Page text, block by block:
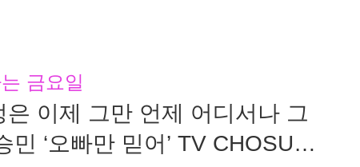
금요일
은 이제 그만‍️ 언제 어디서나 그
민 ‘오빠만 믿어’ TV CHOSUN